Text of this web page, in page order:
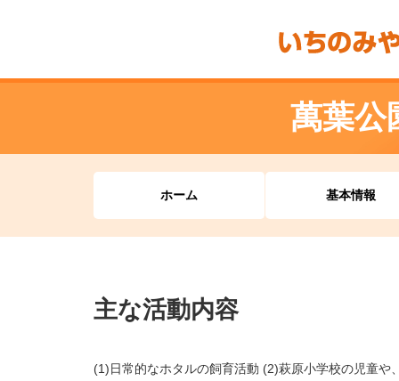
萬葉公
ホーム 基本情報
主な活動内容
(1)日常的なホタルの飼育活動 (2)萩原小学校の児童